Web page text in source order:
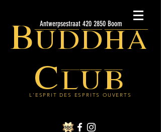
Buddha
Club
L'ESPRIT DES ESPRITS OUVERTS
Antwerpsestraat 420 2850 Boom